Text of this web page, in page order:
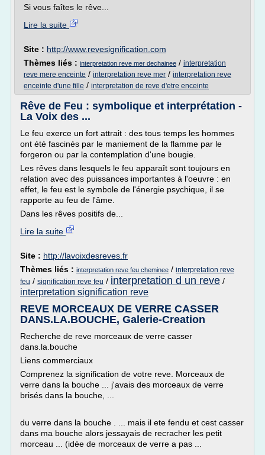
Si vous faîtes le rêve...
Lire la suite
Site : http://www.revesignification.com
Thèmes liés : interpretation reve mer dechainee / interpretation
reve mere enceinte / interpretation reve mer / interpretation reve
enceinte d'une fille / interpretation de reve d'etre enceinte
Rêve de Feu : symbolique et interprétation -
La Voix des ...
Le feu exerce un fort attrait : des tous temps les hommes
ont été fascinés par le maniement de la flamme par le
forgeron ou par la contemplation d'une bougie.
Les rêves dans lesquels le feu apparaît sont toujours en
relation avec des puissances importantes à l'oeuvre : en
effet, le feu est le symbole de l'énergie psychique, il se
rapporte au feu de l'âme.
Dans les rêves positifs de...
Lire la suite
Site : http://lavoixdesreves.fr
Thèmes liés : interpretation reve feu cheminee / interpretation reve
feu / signification reve feu / interpretation d un reve /
interpretation signification reve
REVE MORCEAUX DE VERRE CASSER
DANS.LA.BOUCHE, Galerie-Creation
Recherche de reve morceaux de verre casser
dans.la.bouche
Liens commerciaux
Comprenez la signification de votre reve. Morceaux de
verre dans la bouche ... j'avais des morceaux de verre
brisés dans la bouche, ...
du verre dans la bouche . ... mais il ete fendu et cest casser
dans ma bouche alors jessayais de recracher les petit
morceau ... (idée de morceaux de verre a pas ...